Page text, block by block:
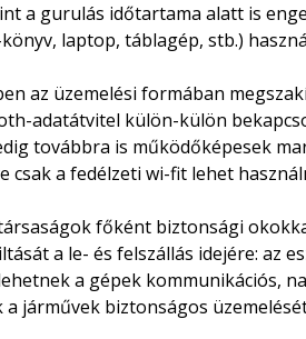
a gurulás időtartama alatt is
laptop, táblagép, stb.)
az üzemelési formában
adatátvitel külön-külön
továbbra is működőképesek
csak a fedélzeti wi-fit lehet
főként biztonsági
a le- és felszállás idejére: az
a gépek kommunikációs,
járművek biztonságos